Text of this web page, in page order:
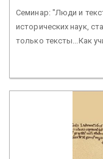
Семинар: "Люди и
исторических наук,
только тексты...Как